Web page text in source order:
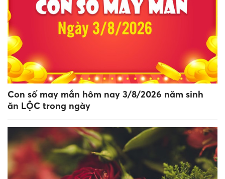
Con số may mắn hôm nay 3/8/2026 năm sinh
ăn LỘC trong ngày